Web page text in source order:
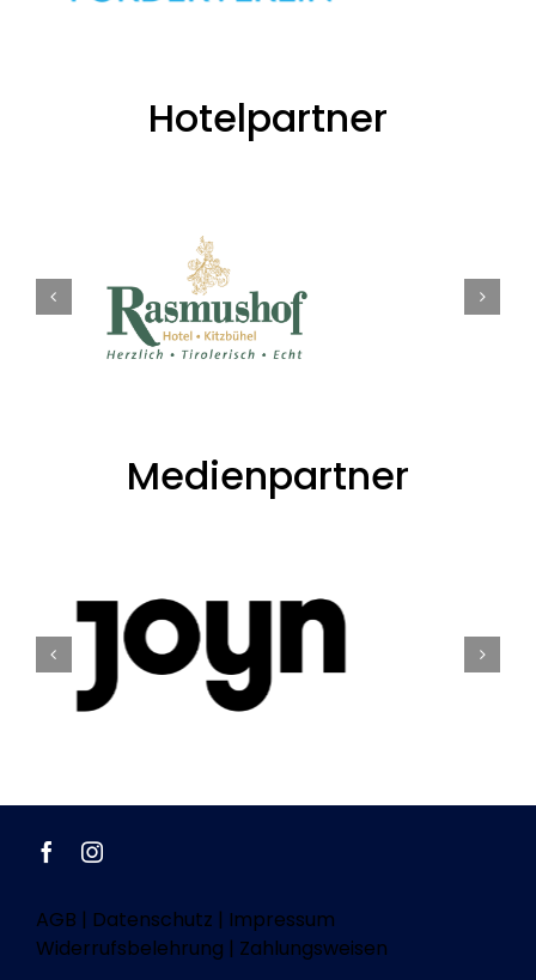
Hotelpartner
Medienpartner
AGB | Datenschutz | Impressum
Widerrufsbelehrung | Zahlungsweisen